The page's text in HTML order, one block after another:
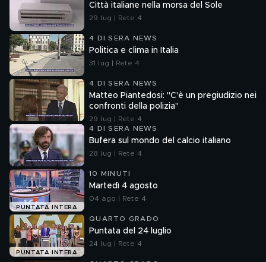
Città italiane nella morsa del Sole
29 lug | Rete 4
4 DI SERA NEWS
Politica e clima in Italia
31 lug | Rete 4
4 DI SERA NEWS
Matteo Piantedosi: "C'è un pregiudizio nei
confronti della polizia"
29 lug | Rete 4
4 DI SERA NEWS
Bufera sul mondo del calcio italiano
28 lug | Rete 4
PUNTATA INTERA
10 MINUTI
Martedì 4 agosto
04 ago | Rete 4
PUNTATA INTERA
QUARTO GRADO
Puntata del 24 luglio
24 lug | Rete 4